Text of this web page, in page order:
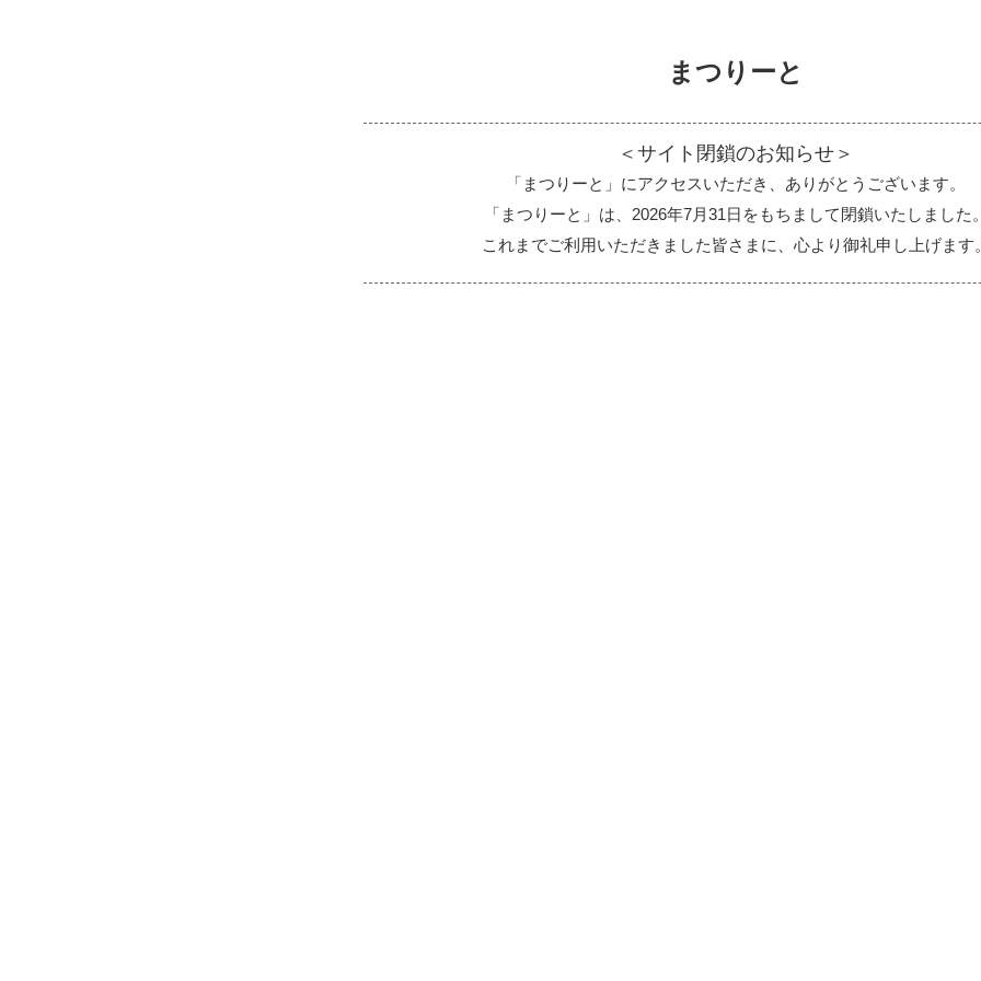
まつりーと
＜サイト閉鎖のお知らせ＞
「まつりーと」にアクセスいただき、ありがとうございます。
「まつりーと」は、2026年7月31日をもちまして閉鎖いたしました
これまでご利用いただきました皆さまに、心より御礼申し上げます